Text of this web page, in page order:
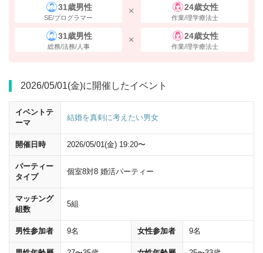
「大丸」を通過し、「八重洲地下街」 へと入ります。「JR東京駅八重
の標識で右に曲がって
31歳男性
SE/プログラマー
24歳女性
作業/理学療法士
31歳男性
総務/法務/人事
24歳女性
作業/理学療法士
2026/05/01(金)に開催したイベント
イベントテ
ーマ
結婚を真剣に考えたい男女
開催日時 2026/05/01(金) 19:20〜
パーティー
タイプ
個室8対8 婚活パーティー
マッチング
組数
5組
男性参加者 9名 女性参加者 9名